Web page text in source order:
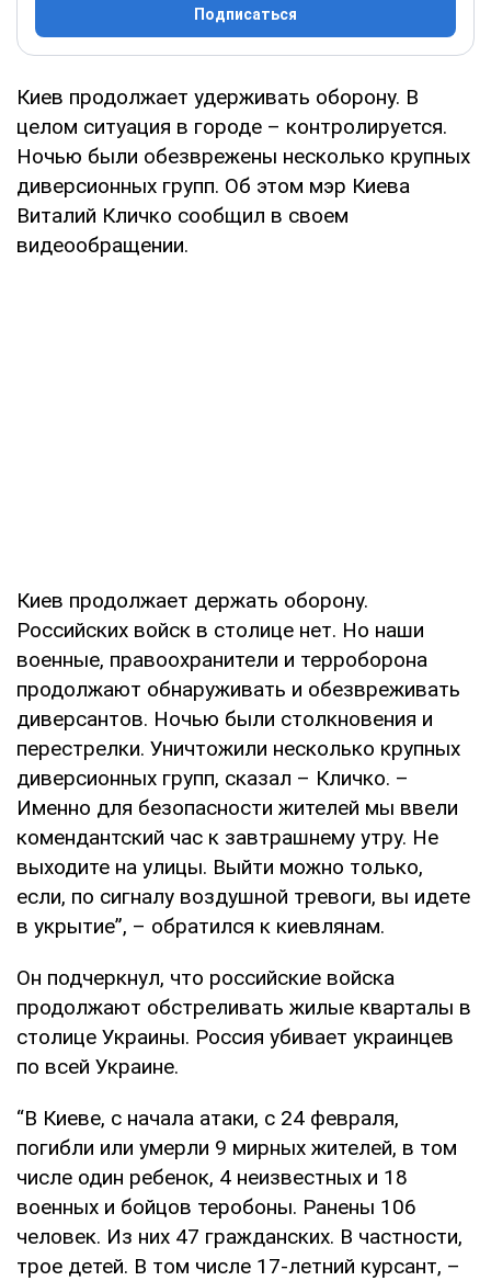
Подписаться
Киев продолжает удерживать оборону. В
целом ситуация в городе – контролируется.
Ночью были обезврежены несколько крупных
диверсионных групп. Об этом мэр Киева
Виталий Кличко сообщил в своем
видеообращении.
Киев продолжает держать оборону.
Российских войск в столице нет. Но наши
военные, правоохранители и терроборона
продолжают обнаруживать и обезвреживать
диверсантов. Ночью были столкновения и
перестрелки. Уничтожили несколько крупных
диверсионных групп, сказал – Кличко. –
Именно для безопасности жителей мы ввели
комендантский час к завтрашнему утру. Не
выходите на улицы. Выйти можно только,
если, по сигналу воздушной тревоги, вы идете
в укрытие”, – обратился к киевлянам.
Он подчеркнул, что российские войска
продолжают обстреливать жилые кварталы в
столице Украины. Россия убивает украинцев
по всей Украине.
“В Киеве, с начала атаки, с 24 февраля,
погибли или умерли 9 мирных жителей, в том
числе один ребенок, 4 неизвестных и 18
военных и бойцов теробоны. Ранены 106
человек. Из них 47 гражданских. В частности,
трое детей. В том числе 17-летний курсант, –